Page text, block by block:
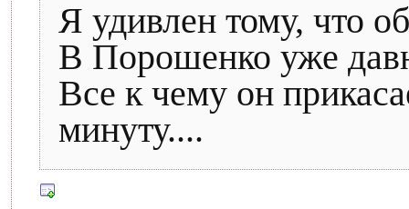
Я удивлен тому, что
В Порошенко уже
Все к чему он
минуту....